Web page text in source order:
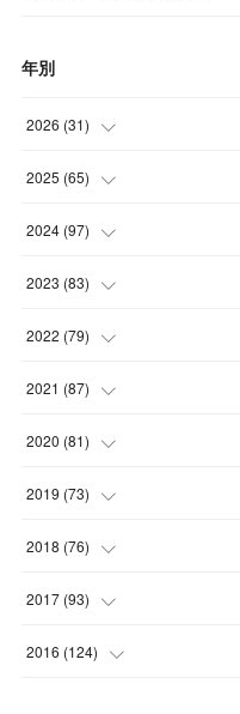
年別
2026 (31)
(4
(4
(5
(4
2025 (65)
(5
(6
(6
(6
2024 (97)
(5
(7
(7
(8
2023 (83)
(6
(7
(7
(9
2022 (79)
(4
(8
(10
(7
2021 (87)
(12 )
(9
(11
(1
2020 (81)
(10 )
(11 )
(8
(7)
2019 (73)
(4
(6
(4)
2018 (76)
(9
(3)
2017 (93)
(7)
2016 (124)